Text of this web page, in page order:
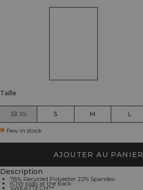
Taille
XS S M L
Few in stock
AJOUTER AU PANIER
Description
78% Recycled Polyester 22% Spandex
ICIW logo at the back
SWEATTECH™